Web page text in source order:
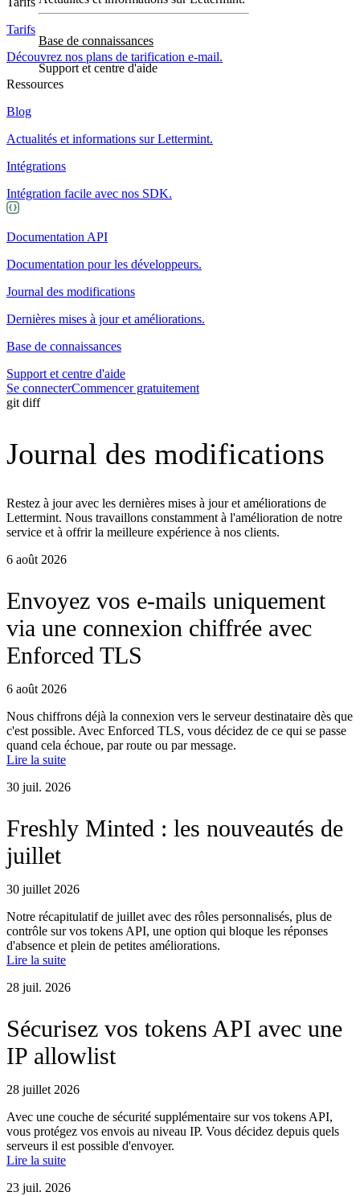
Base de connaissances
Support et centre d'aide
Tarifs
Découvrez nos plans de tarification e-mail.
Ressources
Blog
Actualités et informations sur Lettermint.
Intégrations
Intégration facile avec nos SDK.
Documentation API
Documentation pour les développeurs.
Journal des modifications
Dernières mises à jour et améliorations.
Base de connaissances
Support et centre d'aide
Se connecterCommencer gratuitement
git diff
Journal des modifications
Restez à jour avec les dernières mises à jour et améliorations de
Lettermint. Nous travaillons constamment à l'amélioration de notre
service et à offrir la meilleure expérience à nos clients.
6 août 2026
Envoyez vos e-mails uniquement
via une connexion chiffrée avec
Enforced TLS
6 août 2026
Nous chiffrons déjà la connexion vers le serveur destinataire dès que
c'est possible. Avec Enforced TLS, vous décidez de ce qui se passe
quand cela échoue, par route ou par message.
Lire la suite
30 juil. 2026
Freshly Minted : les nouveautés de
juillet
30 juillet 2026
Notre récapitulatif de juillet avec des rôles personnalisés, plus de
contrôle sur vos tokens API, une option qui bloque les réponses
d'absence et plein de petites améliorations.
Lire la suite
28 juil. 2026
Sécurisez vos tokens API avec une
IP allowlist
28 juillet 2026
Avec une couche de sécurité supplémentaire sur vos tokens API,
vous protégez vos envois au niveau IP. Vous décidez depuis quels
serveurs il est possible d'envoyer.
Lire la suite
23 juil. 2026